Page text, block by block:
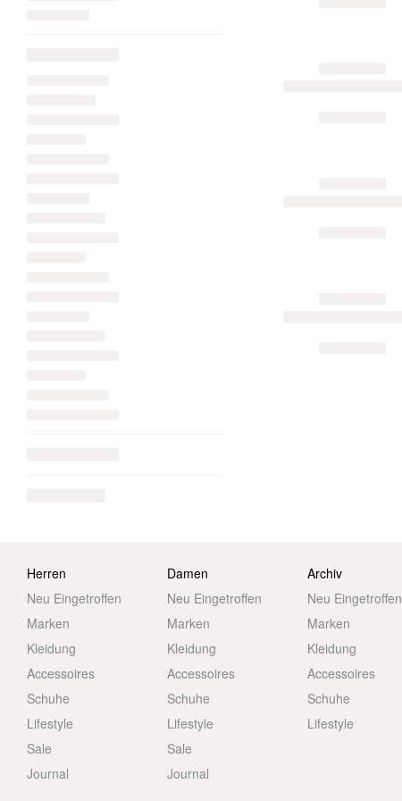
Herren
Neu Eingetroffen
Marken
Kleidung
Accessoires
Schuhe
Lifestyle
Sale
Journal
Damen
Neu Eingetroffen
Marken
Kleidung
Accessoires
Schuhe
Lifestyle
Sale
Journal
Archiv
Neu Eingetroffen
Marken
Kleidung
Accessoires
Schuhe
Lifestyle